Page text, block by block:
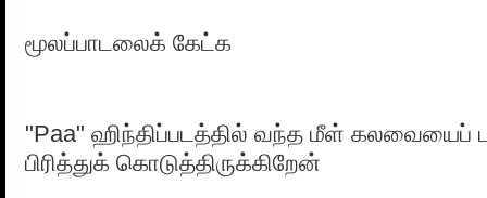
மூலப்பாடலைக் கேட்க
"Paa" ஹிந்திப்படத்தில் வந்த மீள் கலவையைப்
பிரித்துக் கொடுத்திருக்கிறேன்